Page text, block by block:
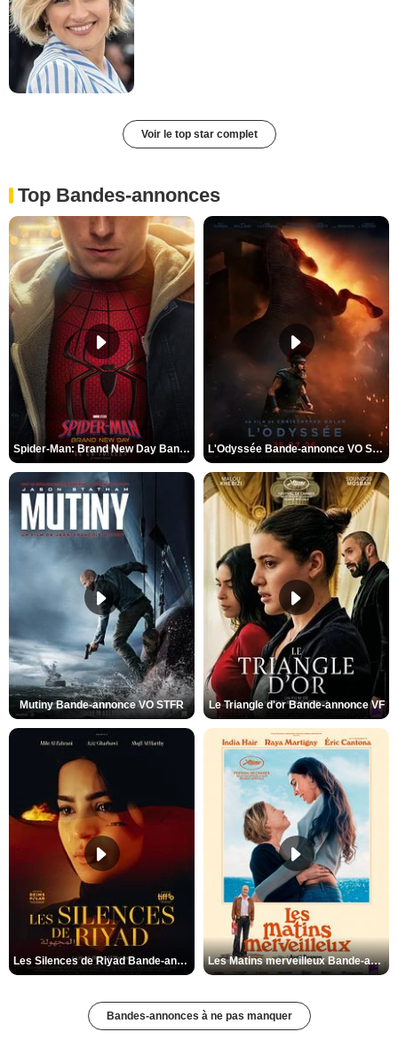
Voir le top star complet
Top Bandes-annonces
Spider-Man: Brand New Day Bande-annonce VO STFR L'Odyssée Bande-annonce VO STFR
Mutiny Bande-annonce VO STFR Le Triangle d'or Bande-annonce VF
Les Silences de Riyad Bande-annonce VO STFR Les Matins merveilleux Bande-annonce VF
Bandes-annonces à ne pas manquer